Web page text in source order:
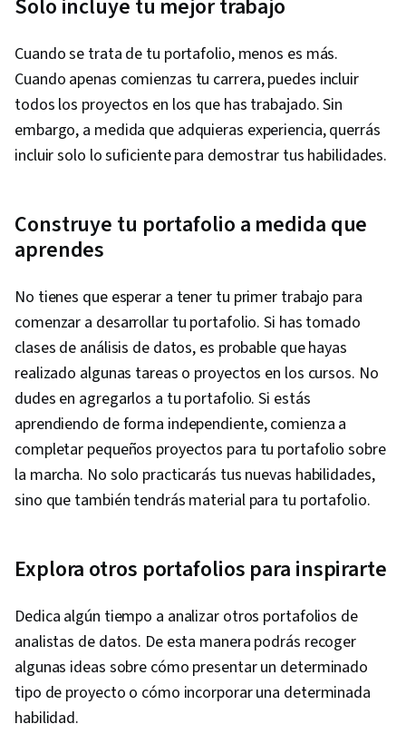
Solo incluye tu mejor trabajo
Cuando se trata de tu portafolio, menos es más.
Cuando apenas comienzas tu carrera, puedes incluir
todos los proyectos en los que has trabajado. Sin
embargo, a medida que adquieras experiencia, querrás
incluir solo lo suficiente para demostrar tus habilidades.
Construye tu portafolio a medida que
aprendes
No tienes que esperar a tener tu primer trabajo para
comenzar a desarrollar tu portafolio. Si has tomado
clases de análisis de datos, es probable que hayas
realizado algunas tareas o proyectos en los cursos. No
dudes en agregarlos a tu portafolio. Si estás
aprendiendo de forma independiente, comienza a
completar pequeños proyectos para tu portafolio sobre
la marcha. No solo practicarás tus nuevas habilidades,
sino que también tendrás material para tu portafolio.
Explora otros portafolios para inspirarte
Dedica algún tiempo a analizar otros portafolios de
analistas de datos. De esta manera podrás recoger
algunas ideas sobre cómo presentar un determinado
tipo de proyecto o cómo incorporar una determinada
habilidad.